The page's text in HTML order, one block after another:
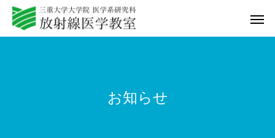
お知らせ